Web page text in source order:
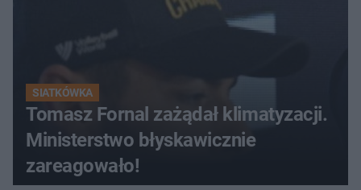
SIATKÓWKA
Tomasz Fornal zażądał klimatyzacji.
Ministerstwo błyskawicznie
zareagowało!